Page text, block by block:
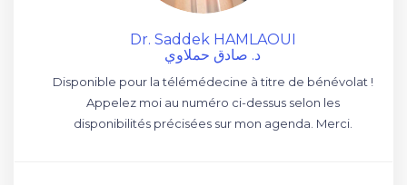
Dr. Saddek HAMLAOUI
د. صادق حملاوي
Disponible pour la télémédecine à titre de bénévolat !
Appelez moi au numéro ci-dessus selon les
disponibilités précisées sur mon agenda. Merci.